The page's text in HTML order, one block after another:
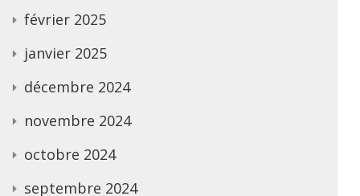
février 2025
janvier 2025
décembre 2024
novembre 2024
octobre 2024
septembre 2024